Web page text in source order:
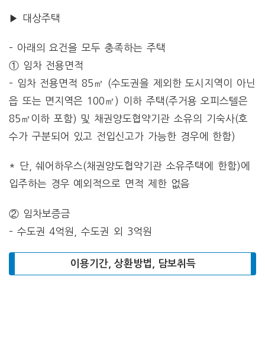
▶ 대상주택
– 아래의 요건을 모두 충족하는 주택
① 임차 전용면적
– 임차 전용면적 85㎡ (수도권을 제외한 도시지역이 아닌
읍 또는 면지역은 100㎡) 이하 주택(주거용 오피스텔은
85㎡이하 포함) 및 채권양도협약기관 소유의 기숙사(호
수가 구분되어 있고 전입신고가 가능한 경우에 한함)
* 단, 쉐어하우스(채권양도협약기관 소유주택에 한함)에
입주하는 경우 예외적으로 면적 제한 없음
② 임차보증금
– 수도권 4억원, 수도권 외 3억원
이용기간, 상환방법, 담보취득